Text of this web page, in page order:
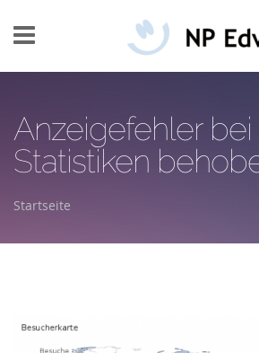
Anzeigefehler bei
Statistiken
Startseite